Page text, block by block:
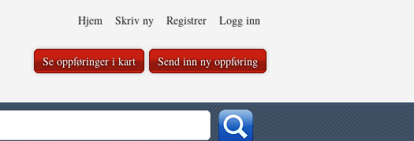
Hjem Skriv ny Registrer Logg inn
Se oppføringer i kart Send inn ny oppføring